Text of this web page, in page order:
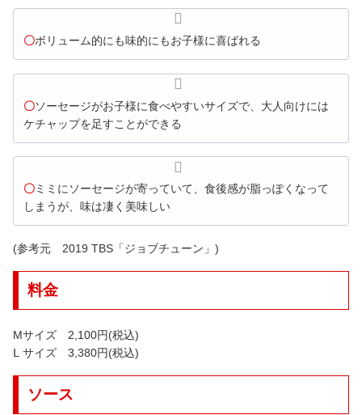
〇ボリューム的にも味的にもお子様に喜ばれる
〇ソーセージがお子様に食べやすいサイズで、大人向けには
ケチャップを足すことができる
〇ミミにソーセージが寄っていて、食後感が脂っぽくなって
しまうが、味は凄く美味しい
(参考元 2019 TBS「ジョブチューン」)
料金
Mサイズ 2,100円(税込)
Ⅼ サイズ 3,380円(税込)
ソース